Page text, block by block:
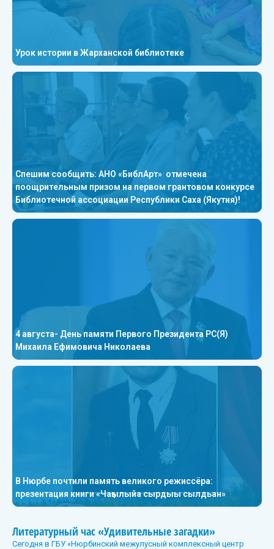
Урок истории в Жарханской библиотеке
Спешим сообщить: АНО «БиблАрт» отмечена
поощрительным призом на первом грантовом конкурсе
Библиотечной ассоциации Республики Саха (Якутия)!
4 августа- День памяти Первого Президента РС(Я)
Михаила Ефимовича Николаева
В Нюрбе почтили память великого режиссёра:
презентация книги «Чаҕылыйа сырдыы сылдьан»
Литературный час «Удивительные загадки»
Сегодня в ГБУ «Нюрбинский межулусный комплексный центр